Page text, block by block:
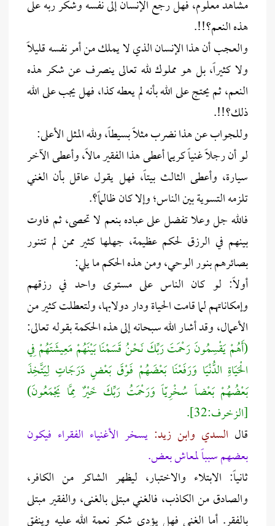
مشاهد معلوم، فهل رجع الإنسان إلى نفسه وشكر ربه على
هذه النعم؟!!.
والعجب أن هذا الإنسان الذي لا يملك من أمر نفسه قليلاً
ولا كثيراً، بل هو مملوك لله تعالى ينصرف عن شكر هذه
النعم، ثم يحتج على الله بأنه لم يعطه كذا، فهل يجب على الله
ذلك؟!!.
وللجواب عن هذا نضرب مثلاً بسيطاً، ولله المثل الأعلى:
لو أن رجلاً غنياً كريما أعطى هذا الفقير مالاً، وأعطى الآخر
سيارة، وأعطى الثالث بيتاً، فهل يقول عاقل بأن الغني
تلزمه التسوية بين الناس؛ وإلا كان ظالماً؟.
فالله جل وعلا تفضل على عباده بنعم لا تحصى، ثم فاوت
بينهم في الرزق لحكم عظيمة، جهلها كثير ممن لم تتنور
بصائرهم بنور الوحي، ومن هذه الحكم ما يلي:
أولاً: لو كان الناس على مستوى واحد في رزقهم
وإمكاناتهم لما قامت الحياة ودار دولابها، ولتعطلت كثير من
الأعمال، وقد أشار الله سبحانه إلى هذه الحكمة بقوله تعالى:
(أَهُمْ يَقْسِمُونَ رَحْمَتَ رَبِّكَ نَحْنُ قَسَمْنَا بَيْنَهُمْ مَعِيشَتَهُمْ فِي
الْحَيَاةِ الدُّنْيَا وَرَفَعْنَا بَعْضَهُمْ فَوْقَ بَعْضٍ دَرَجَاتٍ لِيَتَّخِذَ
بَعْضُهُمْ بَعْضاً سُخْرِيّاً وَرَحْمَتُ رَبِّكَ خَيْرٌ مِمَّا يَجْمَعُونَ)
[الزخرف:32].
قال السدي وابن زيد: يسخر الأغنياء الفقراء فيكون
بعضهم سبباً لمعاش بعض.
ثانياً: الابتلاء والاختبار، ليظهر الشاكر من الكافر،
والصادق من الكاذب، فالغني مبتلى بالغنى، والفقير مبتلى